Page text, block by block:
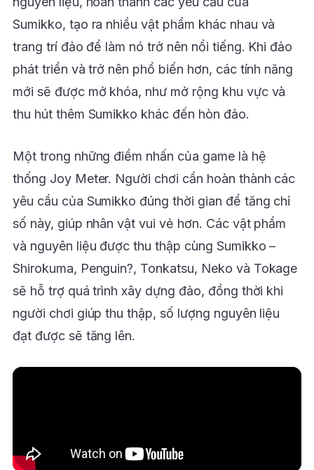
Sumikko, tạo ra nhiều vật phẩm khác nhau và
trang trí đảo để làm nó trở nên nổi tiếng. Khi đảo
phát triển và trở nên phổ biến hơn, các tính năng
mới sẽ được mở khóa, như mở rộng khu vực và
thu hút thêm Sumikko khác đến hòn đảo.
Một trong những điểm nhấn của game là hệ
thống Joy Meter. Người chơi cần hoàn thành các
yêu cầu của Sumikko đúng thời gian để tăng chỉ
số này, giúp nhân vật vui vẻ hơn. Các vật phẩm
và nguyên liệu được thu thập cùng Sumikko –
Shirokuma, Penguin?, Tonkatsu, Neko và Tokage
sẽ hỗ trợ quá trình xây dựng đảo, đồng thời khi
người chơi giúp thu thập, số lượng nguyên liệu
đạt được sẽ tăng lên.